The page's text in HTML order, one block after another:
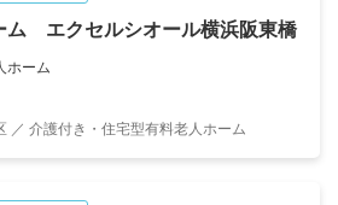
ム エクセルシオール横浜阪東橋
ホーム
／ 介護付き・住宅型有料老人ホーム